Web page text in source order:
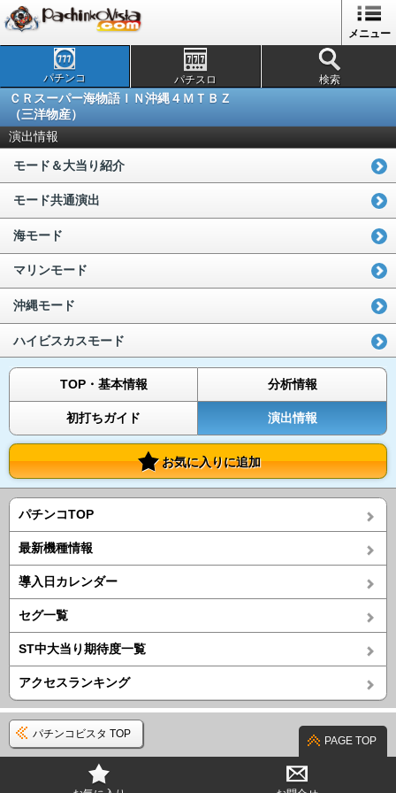
メニュー
パチンコ パチスロ 検索
ＣＲスーパー海物語ＩＮ沖縄４ＭＴＢＺ
（三洋物産）
演出情報
モード＆大当り紹介
モード共通演出
海モード
マリンモード
沖縄モード
ハイビスカスモード
TOP・基本情報 分析情報
初打ちガイド 演出情報
お気に入りに追加
パチンコTOP
最新機種情報
導入日カレンダー
セグ一覧
ST中大当り期待度一覧
アクセスランキング
パチンコビスタ TOP
PAGE TOP